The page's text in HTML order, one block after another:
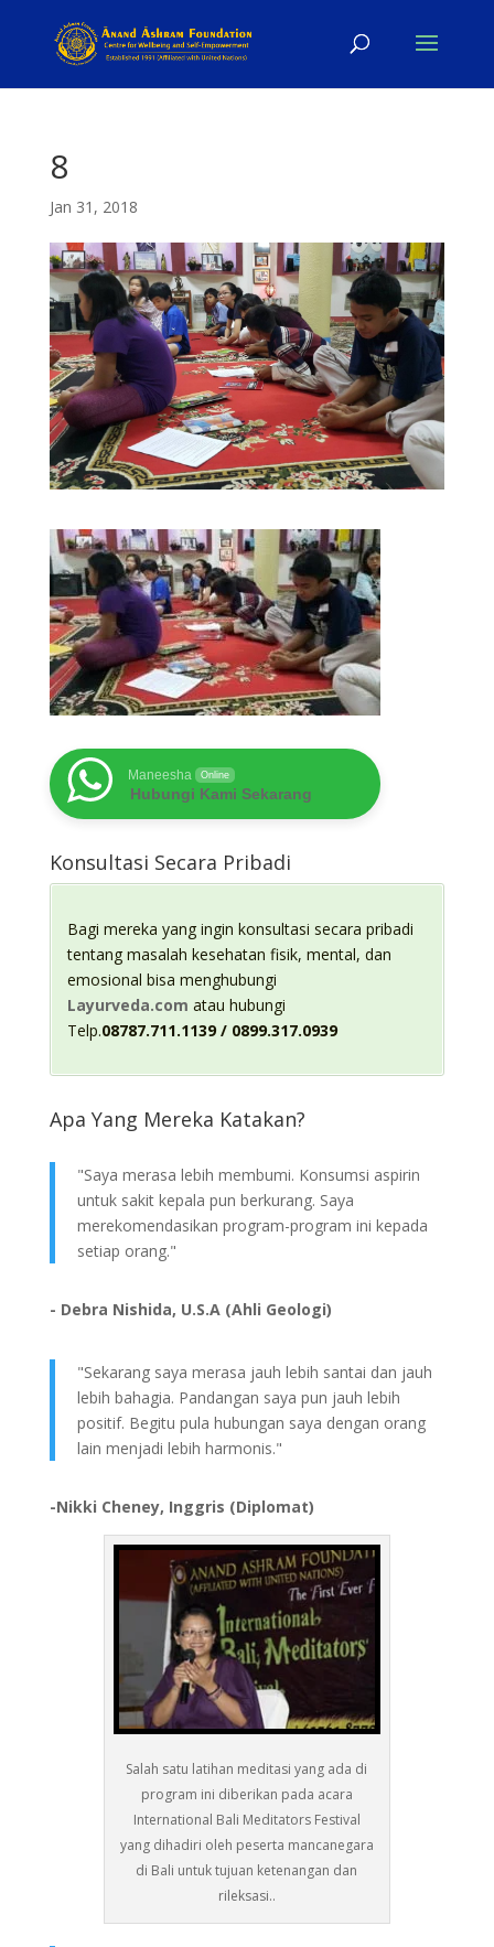
8
Jan 31, 2018
Maneesha Online
Hubungi Kami Sekarang
Konsultasi Secara Pribadi
Bagi mereka yang ingin konsultasi secara pribadi
tentang masalah kesehatan fisik, mental, dan
emosional bisa menghubungi
Layurveda.com atau hubungi
Telp.08787.711.1139 / 0899.317.0939
Apa Yang Mereka Katakan?
"Saya merasa lebih membumi. Konsumsi aspirin
untuk sakit kepala pun berkurang. Saya
merekomendasikan program-program ini kepada
setiap orang."
- Debra Nishida, U.S.A (Ahli Geologi)
"Sekarang saya merasa jauh lebih santai dan jauh
lebih bahagia. Pandangan saya pun jauh lebih
positif. Begitu pula hubungan saya dengan orang
lain menjadi lebih harmonis."
-Nikki Cheney, Inggris (Diplomat)
Salah satu latihan meditasi yang ada di
program ini diberikan pada acara
International Bali Meditators Festival
yang dihadiri oleh peserta mancanegara
di Bali untuk tujuan ketenangan dan
rileksasi..